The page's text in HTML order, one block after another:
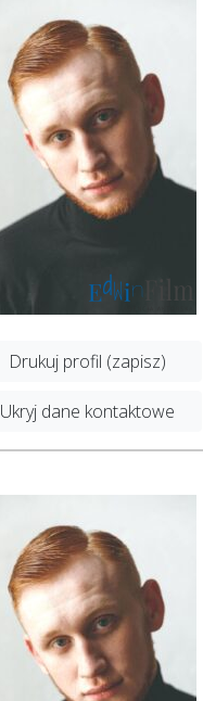
Drukuj profil (zapisz)
Ukryj dane kontaktowe